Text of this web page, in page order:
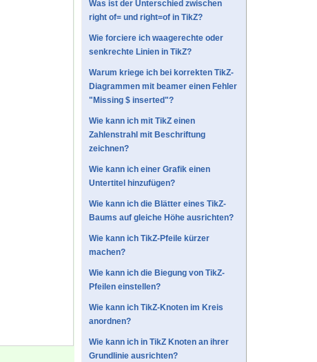
Was ist der Unterschied zwischen
right of= und right=of in TikZ?
Wie forciere ich waagerechte oder
senkrechte Linien in TikZ?
Warum kriege ich bei korrekten TikZ-
Diagrammen mit beamer einen Fehler
"Missing $ inserted"?
Wie kann ich mit TikZ einen
Zahlenstrahl mit Beschriftung
zeichnen?
Wie kann ich einer Grafik einen
Untertitel hinzufügen?
Wie kann ich die Blätter eines TikZ-
Baums auf gleiche Höhe ausrichten?
Wie kann ich TikZ-Pfeile kürzer
machen?
Wie kann ich die Biegung von TikZ-
Pfeilen einstellen?
Wie kann ich TikZ-Knoten im Kreis
anordnen?
Wie kann ich in TikZ Knoten an ihrer
Grundlinie ausrichten?